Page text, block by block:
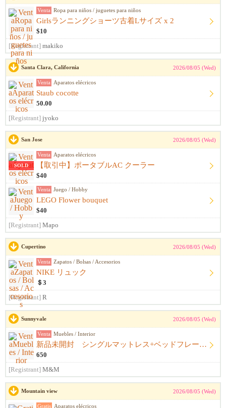
Venta Ropa para niños / juguetes para niños
Girlsランニングショーツ古着Lサイズ x 2
$10
[Registrant] makiko
Santa Clara, California 2026/08/05 (Wed)
Venta Aparatos elécricos
Staub cocotte
50.00
[Registrant] jyoko
San Jose 2026/08/05 (Wed)
SOLD
Venta Aparatos elécricos
【取引中】ポータブルAC クーラー
$40
Venta Juego / Hobby
LEGO Flower bouquet
$40
[Registrant] Mapo
Cupertino 2026/08/05 (Wed)
Venta Zapatos / Bolsas / Accesorios
NIKE リュック
＄3
[Registrant] R
Sunnyvale 2026/08/05 (Wed)
Venta Muebles / Interior
新品未開封 シングルマットレス+ベッドフレーム+シーツ
650
[Registrant] M&M
Mountain view 2026/08/05 (Wed)
Gratis Aparatos elécricos